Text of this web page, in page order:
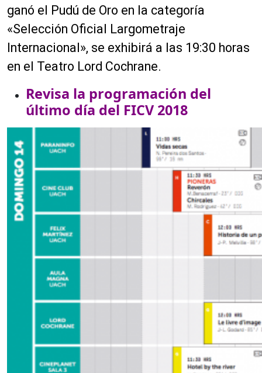
ganó el Pudú de Oro en la categoría
«Selección Oficial Largometraje
Internacional», se exhibirá a las 19:30 horas
en el Teatro Lord Cochrane.
Revisa la programación del
último día del FICV 2018